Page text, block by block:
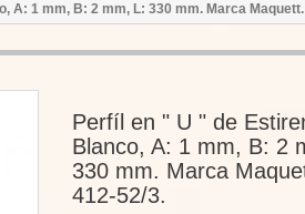
A: 1 mm, B: 2 mm, L: 330 mm. Marca
Perfíl en " U " de
Blanco, A: 1 mm, B: 2
330 mm. Marca
412-52/3.